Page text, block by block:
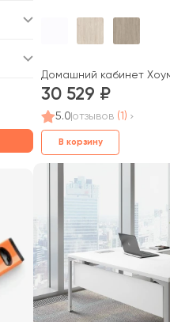
Домашний кабинет
30 529
5.0отзывов (1)
В корзину